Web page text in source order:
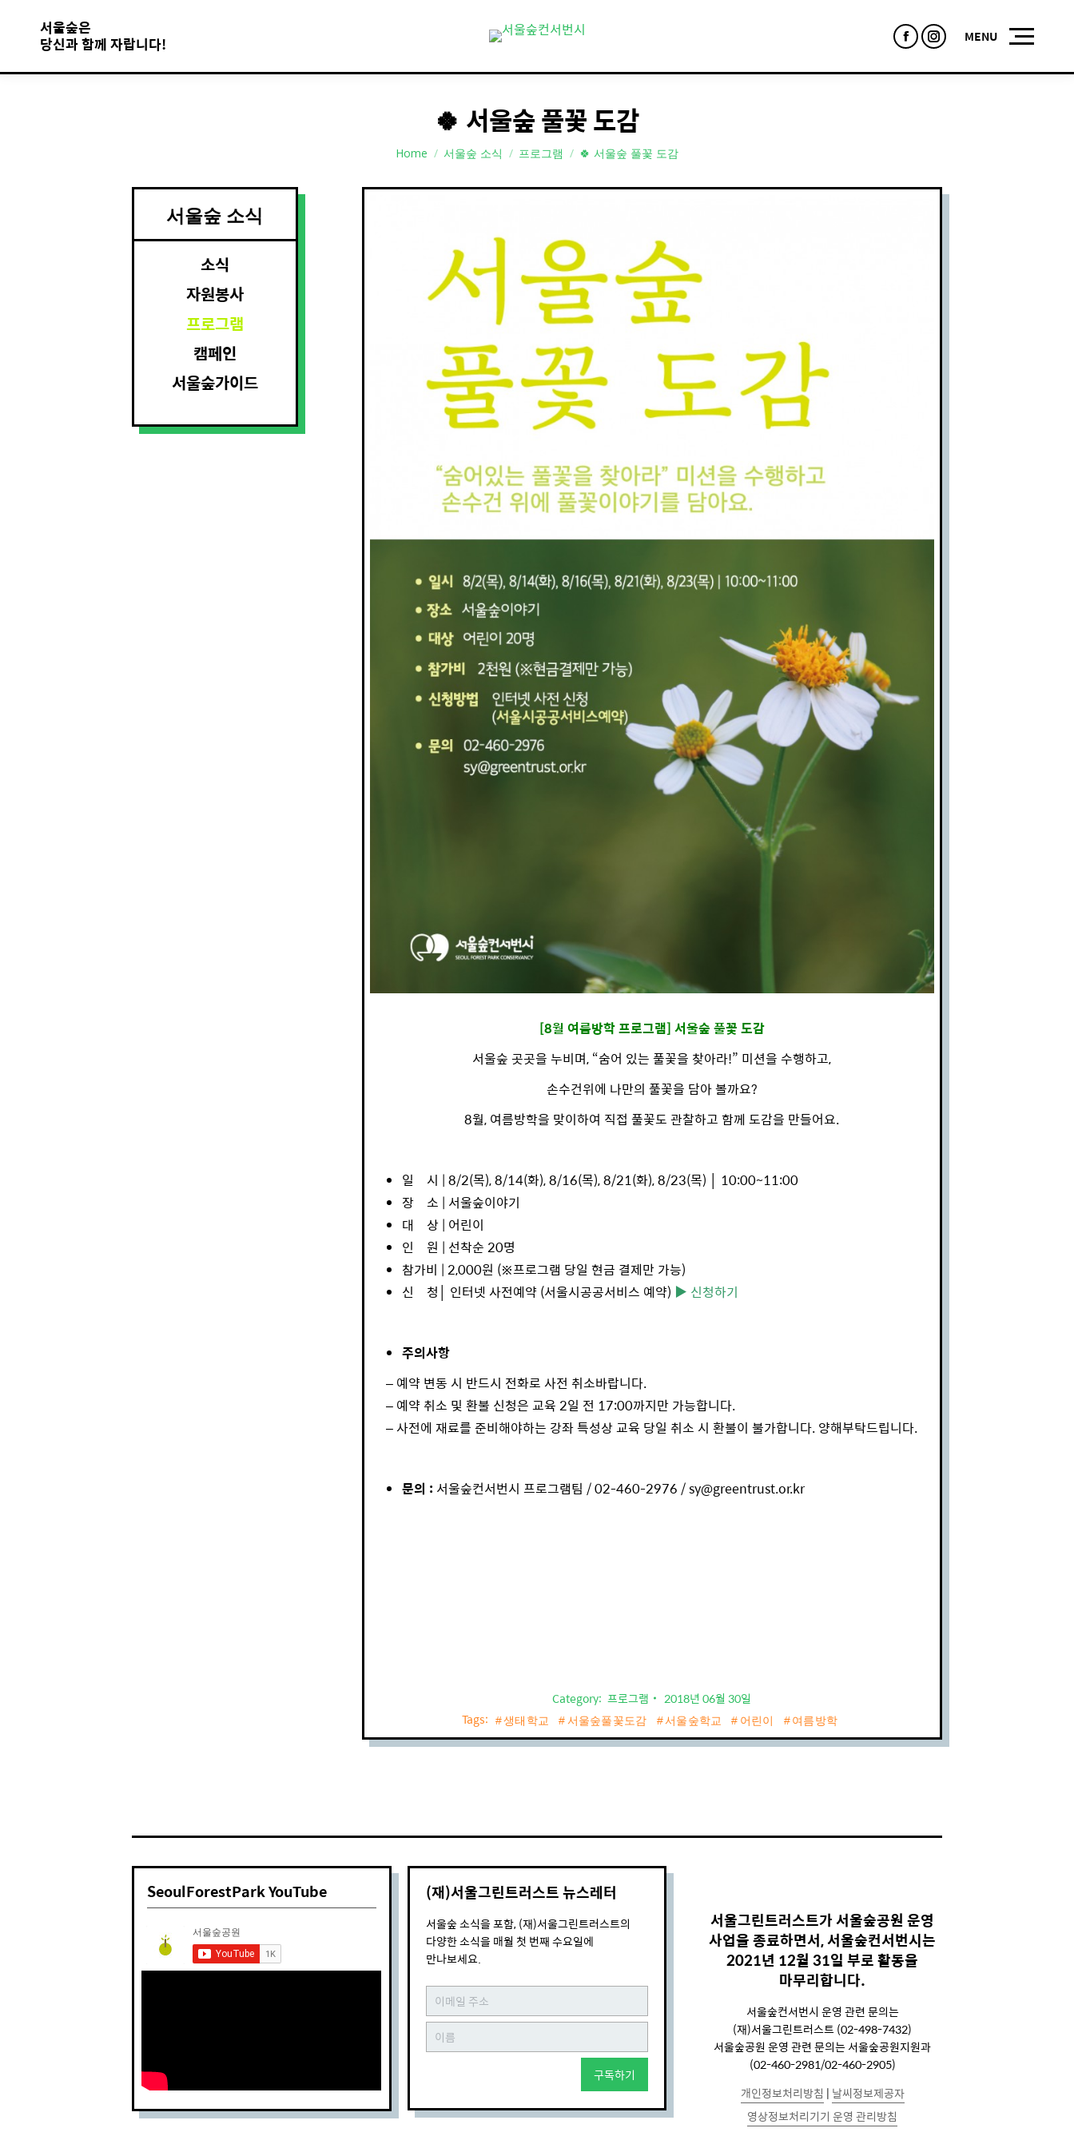
서울숲은
당신과 함께 자랍니다!
FacebookInstagram
🍀 서울숲 풀꽃 도감
You are here:
Home 서울숲 소식 프로그램 🍀 서울숲 풀꽃 도감
[8월 여름방학 프로그램] 서울숲 풀꽃 도감
서울숲 곳곳을 누비며, “숨어 있는 풀꽃을 찾아라!” 미션을 수행하고,
손수건위에 나만의 풀꽃을 담아 볼까요?
8월, 여름방학을 맞이하여 직접 풀꽃도 관찰하고 함께 도감을 만들어요.
일 시 | 8/2(목), 8/14(화), 8/16(목), 8/21(화), 8/23(목) │ 10:00~11:00
장 소 | 서울숲이야기
대 상 | 어린이
인 원 | 선착순 20명
참가비 | 2,000원 (※프로그램 당일 현금 결제만 가능)
신 청│ 인터넷 사전예약 (서울시공공서비스 예약) ▶ 신청하기
주의사항
– 예약 변동 시 반드시 전화로 사전 취소바랍니다.
– 예약 취소 및 환불 신청은 교육 2일 전 17:00까지만 가능합니다.
– 사전에 재료를 준비해야하는 강좌 특성상 교육 당일 취소 시 환불이 불가합니다. 양해부탁드립니다.
문의 : 서울숲컨서번시 프로그램팀 / 02-460-2976 / sy@greentrust.or.kr
Category: 프로그램
2018년 06월 30일
Tags:
생태학교 서울숲풀꽃도감 서울숲학교 어린이 여름방학
서울숲 소식
소식
자원봉사
프로그램
캠페인
서울숲가이드
SeoulForestPark YouTube (재)서울그린트러스트 뉴스레터
서울숲 소식을 포함, (재)서울그린트러스트의
다양한 소식을 매월 첫 번째 수요일에
만나보세요.
구독하기
서울그린트러스트가 서울숲공원 운영
사업을 종료하면서, 서울숲컨서번시는
2021년 12월 31일 부로 활동을
마무리합니다.
서울숲컨서번시 운영 관련 문의는
(재)서울그린트러스트 (02-498-7432)
서울숲공원 운영 관련 문의는 서울숲공원지원과
(02-460-2981/02-460-2905)
개인정보처리방침 | 날씨정보제공자
영상정보처리기기 운영 관리방침